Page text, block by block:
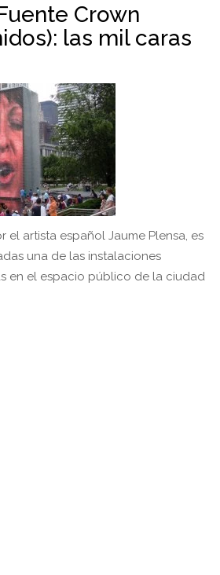
Crown
las mil caras
el artista español Jaume Plensa, es
una de las instalaciones
en el espacio público de la ciudad